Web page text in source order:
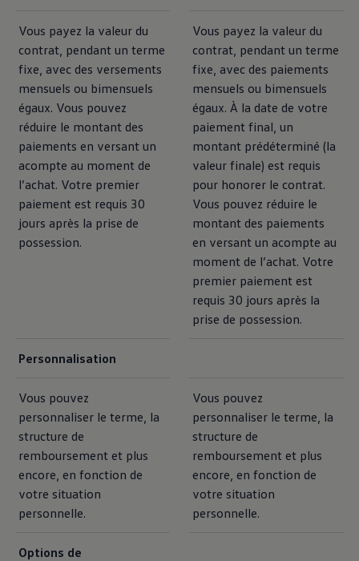
Vous payez la valeur du
contrat, pendant un terme
fixe, avec des versements
mensuels ou bimensuels
égaux. Vous pouvez
réduire le montant des
paiements en versant un
acompte au moment de
l’achat. Votre premier
paiement est requis 30
jours après la prise de
possession.
Vous payez la valeur du
contrat, pendant un terme
fixe, avec des paiements
mensuels ou bimensuels
égaux. À la date de votre
paiement final, un
montant prédéterminé (la
valeur finale) est requis
pour honorer le contrat.
Vous pouvez réduire le
montant des paiements
en versant un acompte au
moment de l’achat. Votre
premier paiement est
requis 30 jours après la
prise de possession.
Personnalisation
Vous pouvez
personnaliser le terme, la
structure de
remboursement et plus
encore, en fonction de
votre situation
personnelle.
Vous pouvez
personnaliser le terme, la
structure de
remboursement et plus
encore, en fonction de
votre situation
personnelle.
Options de